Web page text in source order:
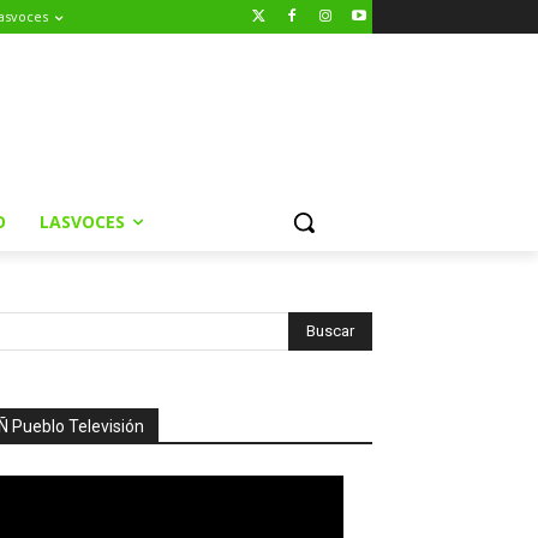
LASVOCES
Ñ Pueblo Televisión